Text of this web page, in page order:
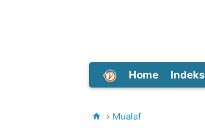
Home Indeks
Mualaf